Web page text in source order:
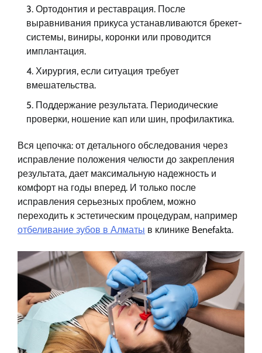
Ортодонтия и реставрация. После
выравнивания прикуса устанавливаются брекет-
системы, виниры, коронки или проводится
имплантация.
Хирургия, если ситуация требует
вмешательства.
Поддержание результата. Периодические
проверки, ношение кап или шин, профилактика.
Вся цепочка: от детального обследования через
исправление положения челюсти до закрепления
результата, дает максимальную надежность и
комфорт на годы вперед. И только после
исправления серьезных проблем, можно
переходить к эстетическим процедурам, например
отбеливание зубов в Алматы в клинике Benefakta.